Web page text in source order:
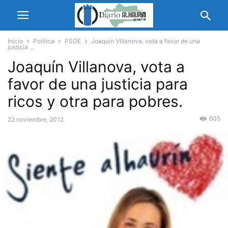
Inicio Política PSOE
Joaquín Villanova, vota a favor de una
justicia ...
Joaquín Villanova, vota a
favor de una justicia para
ricos y otra para pobres.
22 noviembre, 2012 605